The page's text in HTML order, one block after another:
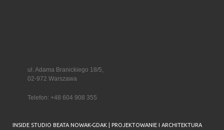
ul. Adama Branickiego 18/5,
02-972 Warszawa
Telefon: +48 604 908 355
INSIDE STUDIO BEATA NOWAK-GDAK | PROJEKTOWANIE I ARCHITEKTURA